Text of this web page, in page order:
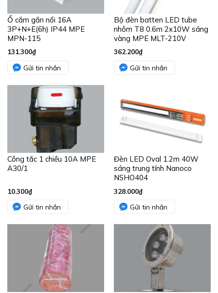
Ổ cắm gắn nổi 16A
3P+N+E(6h) IP44 MPE
MPN-115
131.300₫
Gửi tin nhắn
Bộ đèn batten LED tube
nhôm T8 0.6m 2x10W sáng
vàng MPE MLT-210V
362.200₫
Gửi tin nhắn
Công tắc 1 chiều 10A MPE
A30/1
10.300₫
Gửi tin nhắn
Đèn LED Oval 1.2m 40W
sáng trung tính Nanoco
NSHO404
328.000₫
Gửi tin nhắn